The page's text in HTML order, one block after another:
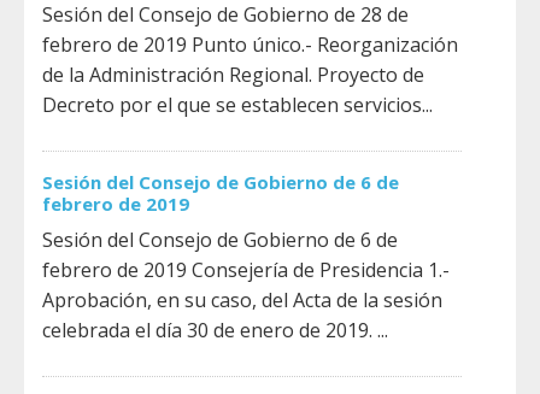
Sesión del Consejo de Gobierno de 28 de
febrero de 2019 Punto único.- Reorganización
de la Administración Regional. Proyecto de
Decreto por el que se establecen servicios...
Sesión del Consejo de Gobierno de 6 de
febrero de 2019
Sesión del Consejo de Gobierno de 6 de
febrero de 2019 Consejería de Presidencia 1.-
Aprobación, en su caso, del Acta de la sesión
celebrada el día 30 de enero de 2019. ...